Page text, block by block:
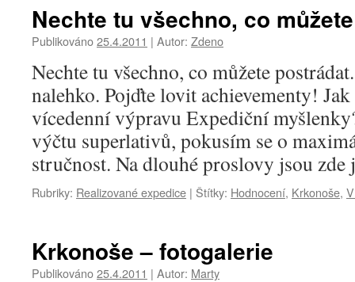
Nechte tu všechno, co
Publikováno25.4.2011 | Autor: Zdeno
Nechte tu všechno, co můžete
nalehko. Pojďte lovit achievementy!
vícedenní výpravu Expediční
výčtu superlativů, pokusím se o
stručnost. Na dlouhé proslovy jsou
Rubriky: Realizované expedice | Štítky: Hodnocení, Krkonoše,
Krkonoše – fotogalerie
Publikováno25.4.2011 | Autor: Marty